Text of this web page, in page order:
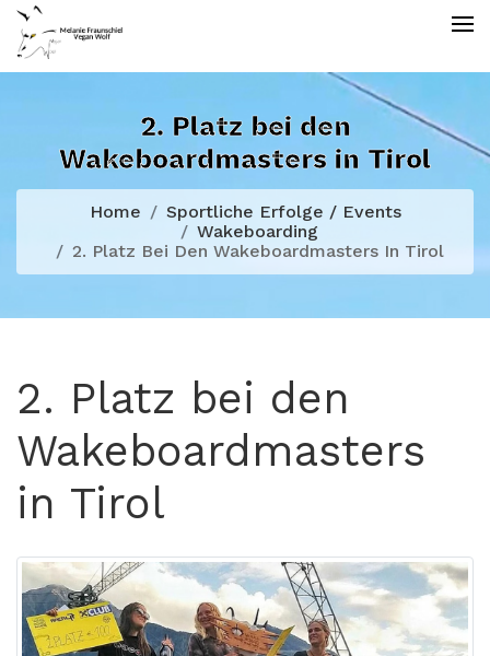
2. Platz bei den
Wakeboardmasters in Tirol
Home
Sportliche Erfolge / Events
Wakeboarding
2. Platz Bei Den Wakeboardmasters In Tirol
2. Platz bei den
Wakeboardmasters
in Tirol